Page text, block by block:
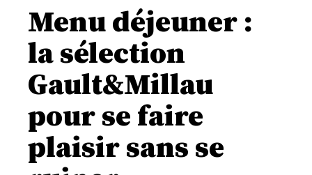
Menu déjeuner :
la sélection
Gault&Millau
pour se faire
plaisir sans se